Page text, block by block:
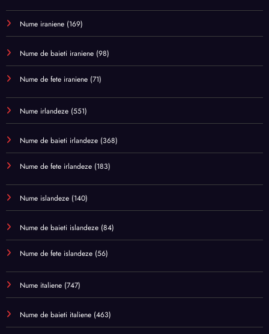
Nume iraniene (169)
Nume de baieti iraniene (98)
Nume de fete iraniene (71)
Nume irlandeze (551)
Nume de baieti irlandeze (368)
Nume de fete irlandeze (183)
Nume islandeze (140)
Nume de baieti islandeze (84)
Nume de fete islandeze (56)
Nume italiene (747)
Nume de baieti italiene (463)